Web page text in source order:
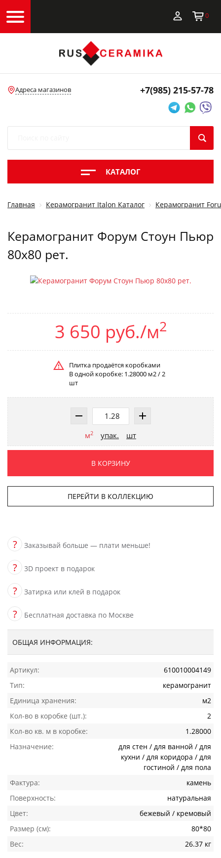
0
Адреса магазинов +7(985) 215-57-78
КАТАЛОГ
Главная Керамогранит Italon Каталог Керамогранит
Керамогранит Форум Стоун Пьюр
80x80 рет.
3 650 руб./м2
Плитка продаётся коробками
В одной коробке: 1.28000 м2 / 2
шт
м2 упак. шт
В КОРЗИНУ
ПЕРЕЙТИ В КОЛЛЕКЦИЮ
? Заказывай больше — плати меньше!
? 3D проект в подарок
? Затирка или клей в подарок
? Бесплатная доставка по Москве
ОБЩАЯ ИНФОРМАЦИЯ:
Артикул:
610010004149
Тип:
керамогранит
Единица хранения:
м2
Кол-во в коробке (шт.):
2
Кол-во кв. м в коробке:
1.28000
Назначение:
для стен / для ванной / для
кухни / для коридора / для
гостиной / для пола
Фактура:
камень
Поверхность:
натуральная
Цвет:
бежевый / кремовый
Размер (см):
80*80
Вес:
26.37 кг